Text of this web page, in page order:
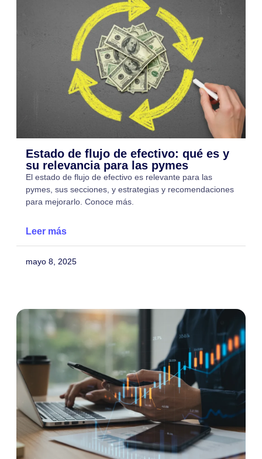
Estado de flujo de efectivo: qué es y
su relevancia para las pymes
El estado de flujo de efectivo es relevante para las
pymes, sus secciones, y estrategias y recomendaciones
para mejorarlo. Conoce más.
Leer más
mayo 8, 2025